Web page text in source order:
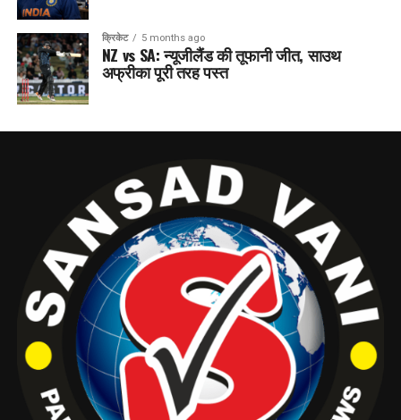
क्रिकेट 5 months ago
NZ vs SA: न्यूजीलैंड की तूफानी जीत, साउथ
अफ्रीका पूरी तरह पस्त